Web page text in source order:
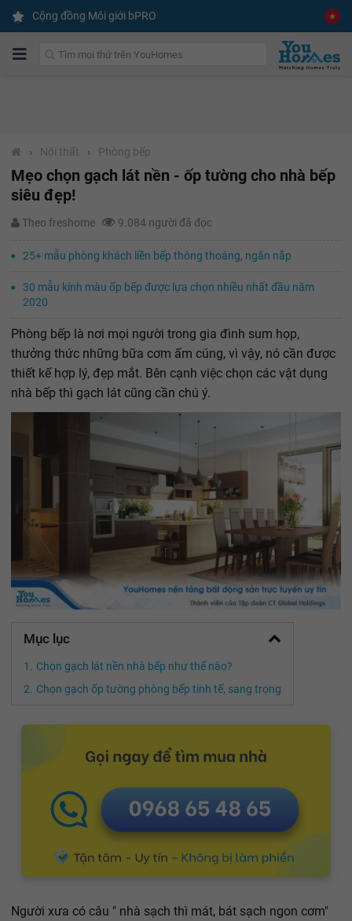
Cộng đồng Môi giới bPRO
› Nội thất › Phòng bếp
Mẹo chọn gạch lát nền - ốp tường cho nhà bếp
siêu đẹp!
Theo freshome 9.084 người đã đọc
25+ mẫu phòng khách liền bếp thông thoáng, ngăn nắp
30 mẫu kính màu ốp bếp được lựa chọn nhiều nhất đầu năm
2020
Phòng bếp là nơi mọi người trong gia đình sum họp,
thưởng thức những bữa cơm ấm cúng, vì vậy, nó cần được
thiết kế hợp lý, đẹp mắt. Bên cạnh việc chọn các vật dụng
nhà bếp thì gạch lát cũng cần chú ý.
Mục lục
Chọn gạch lát nền nhà bếp như thế nào?
Chọn gạch ốp tường phòng bếp tinh tế, sang trọng
Người xưa có câu " nhà sạch thì mát, bát sạch ngon cơm"